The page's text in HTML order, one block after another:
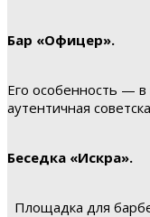
Бар «Офицер».
Его особенность — в
аутентичная
Беседка «Искра».
Площадка для